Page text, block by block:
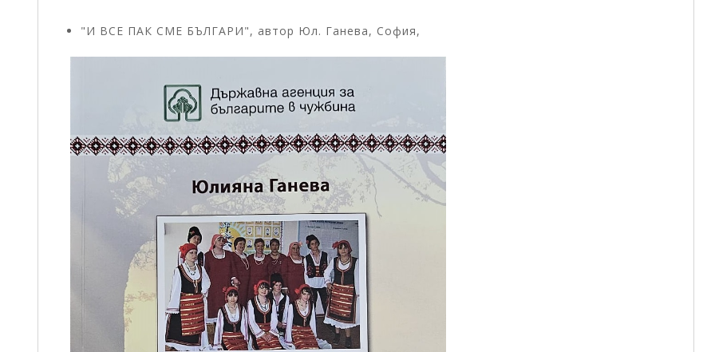
"И ВСЕ ПАК СМЕ БЪЛГАРИ", автор Юл. Ганева, София,
Райна Манджукова: Културното
, представяща съвременни бесарабски...
Виж повече +